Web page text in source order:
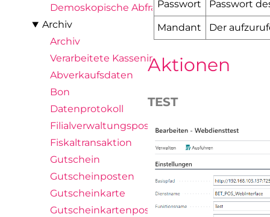
Demoskopische Abfrage
Archiv
Archiv
Verarbeitete Kassenimporte
Abverkaufsdaten
Bon
Datenprotokoll
Filialverwaltungsposten
Fiskaltransaktion
Gutschein
Gutscheinposten
Gutscheinkarte
Gutscheinkartenposten
Passwort Passwort
Mandant Der
Aktionen
TEST